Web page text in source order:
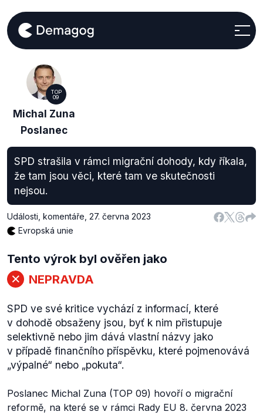
TOP
09
Michal Zuna
Poslanec
SPD strašila v rámci migrační dohody, kdy říkala,
že tam jsou věci, které tam ve skutečnosti
nejsou.
Události, komentáře 27. června 2023
Evropská unie
Tento výrok byl ověřen jako
NEPRAVDA
SPD ve své kritice vychází z informací, které
v dohodě obsaženy jsou, byť k nim přistupuje
selektivně nebo jim dává vlastní názvy jako
v případě finančního příspěvku, které pojmenovává
„výpalné“ nebo „pokuta“.
Poslanec Michal Zuna (TOP 09) hovoří o migrační
reformě, na které se v rámci Rady EU 8. června 2023